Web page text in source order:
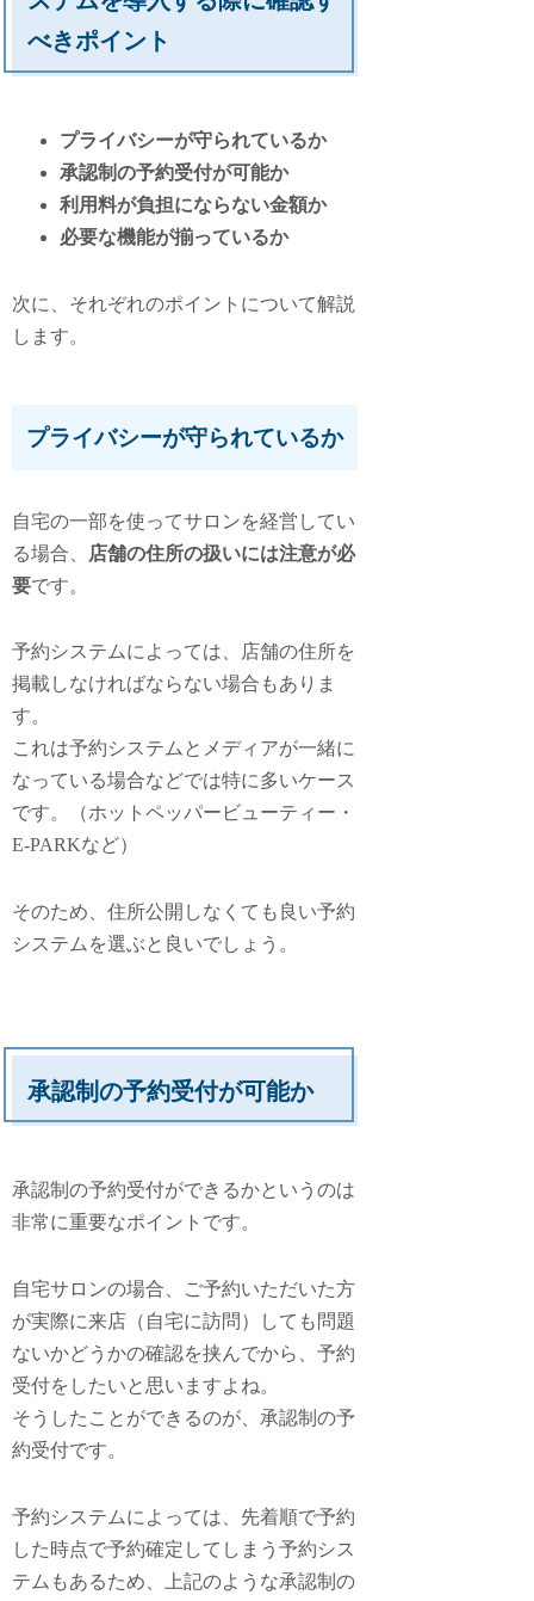
べきポイント
プライバシーが守られているか
承認制の予約受付が可能か
利用料が負担にならない金額か
必要な機能が揃っているか
次に、それぞれのポイントについて解説
します。
プライバシーが守られているか
自宅の一部を使ってサロンを経営してい
る場合、
店舗の住所の扱いには注意が必
要です。
予約システムによっては、店舗の住所を
掲載しなければならない場合もありま
す。
これは予約システムとメディアが一緒に
なっている場合などでは特に多いケース
です。（ホットペッパービューティー・
E-PARKなど）
そのため、住所公開しなくても良い予約
システムを選ぶと良いでしょう。
承認制の予約受付が可能か
承認制の予約受付ができるかというのは
非常に重要なポイントです。
自宅サロンの場合、ご予約いただいた方
が実際に来店（自宅に訪問）しても問題
ないかどうかの確認を挟んでから、予約
受付をしたいと思いますよね。
そうしたことができるのが、承認制の予
約受付です。
予約システムによっては、先着順で予約
した時点で予約確定してしまう予約シス
テムもあるため、上記のような承認制の